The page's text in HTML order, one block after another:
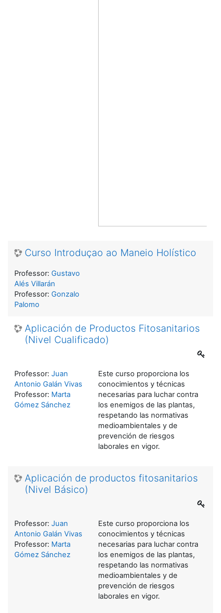
Curso Introduçao ao Maneio Holístico
Professor: Gustavo
Alés Villarán
Professor: Gonzalo
Palomo
Aplicación de Productos Fitosanitarios
(Nivel Cualificado)
Este curso proporciona los
conocimientos y técnicas
necesarias para luchar contra
los enemigos de las plantas,
respetando las normativas
medioambientales y de
prevención de riesgos
laborales en vigor.
Professor: Juan
Antonio Galán Vivas
Professor: Marta
Gómez Sánchez
Aplicación de productos fitosanitarios
(Nivel Básico)
Este curso proporciona los
conocimientos y técnicas
necesarias para luchar contra
los enemigos de las plantas,
respetando las normativas
medioambientales y de
prevención de riesgos
laborales en vigor.
Professor: Juan
Antonio Galán Vivas
Professor: Marta
Gómez Sánchez